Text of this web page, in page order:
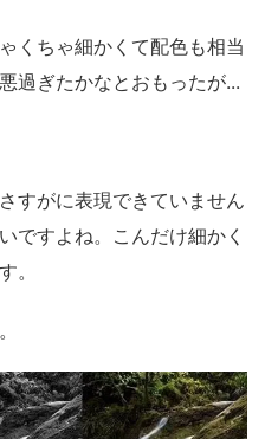
くちゃ細かくて配色も相当
過ぎたかなとおもったが...
すがに表現できていません
ですよね。こんだけ細かく
。